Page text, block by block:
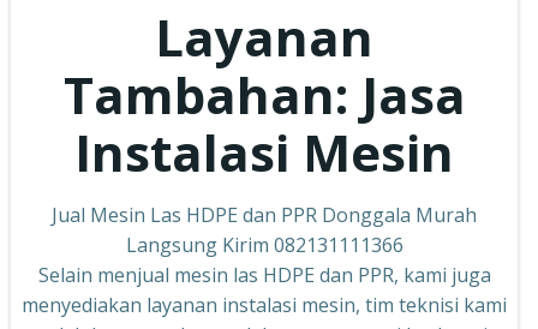
Layanan
Tambahan: Jasa
Instalasi Mesin
Jual Mesin Las HDPE dan PPR Donggala Murah
Langsung Kirim 082131111366
Selain menjual mesin las HDPE dan PPR, kami juga
menyediakan layanan instalasi mesin, tim teknisi kami